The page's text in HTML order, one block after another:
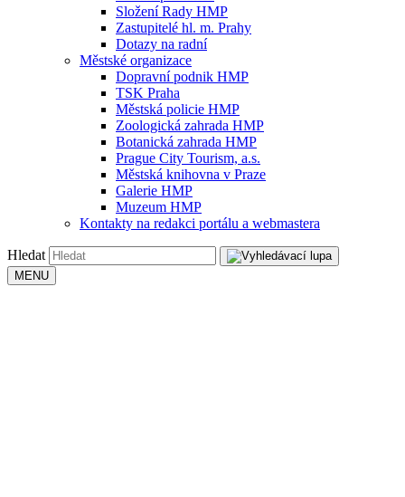
Složení Rady HMP
Zastupitelé hl. m. Prahy
Dotazy na radní
Městské organizace
Dopravní podnik HMP
TSK Praha
Městská policie HMP
Zoologická zahrada HMP
Botanická zahrada HMP
Prague City Tourism, a.s.
Městská knihovna v Praze
Galerie HMP
Muzeum HMP
Kontakty na redakci portálu a webmastera
Hledat
MENU